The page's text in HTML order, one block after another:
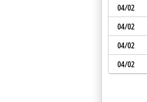
04/02
04/02
04/02
04/02